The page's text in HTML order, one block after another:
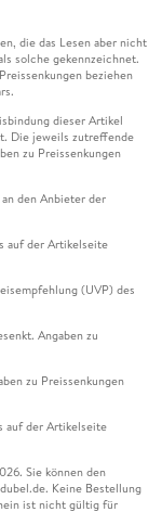
die das Lesen aber nicht
solche gekennzeichnet.
beziehen
dieser Artikel
Die jeweils zutreffende
zu Preissenkungen
den Anbieter der
auf der Artikelseite
(UVP) des
Angaben zu
zu Preissenkungen
auf der Artikelseite
Sie können den
Keine Bestellung
ist nicht gültig für